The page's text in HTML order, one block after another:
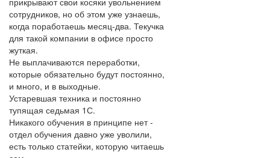
сотрудников, но об этом уже узнаешь,
когда поработаешь месяц-два. Текучка
для такой компании в офисе просто
жуткая.
Не выплачиваются переработки,
которые обязательно будут постоянно,
и много, и в выходные.
Устаревшая техника и постоянно
тупящая седьмая 1С.
Никакого обучения в принципе нет -
отдел обучения давно уже уволили,
есть только статейки, которую читаешь